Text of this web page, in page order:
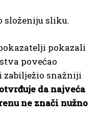
složeniju sliku.
pokazali
povećao
zabilježio snažniji
da najveća
ne znači nužno